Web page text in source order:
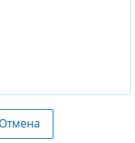
Отмена